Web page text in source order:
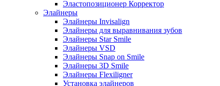
Эластопозиционер Корректор
Элайнеры
Элайнеры Invisalign
Элайнеры для выравнивания зубов
Элайнеры Star Smile
Элайнеры VSD
Элайнеры Snap on Smile
Элайнеры 3D Smile
Элайнеры Flexiligner
Установка элайнеров